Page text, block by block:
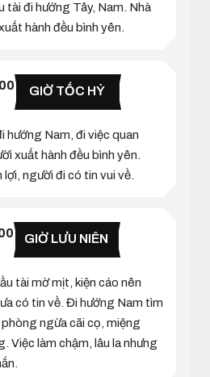
tài đi hướng Tây, Nam. Nhà
hành đều bình yên.
GIỜ TỐC HỶ
hướng Nam, đi việc quan
xuất hành đều bình yên.
người đi có tin vui về.
GIỜ LƯU NIÊN
tài mờ mịt, kiện cáo nên
có tin về. Đi hướng Nam tìm
ngừa cãi cọ, miệng
Việc làm chậm, lâu la nhưng